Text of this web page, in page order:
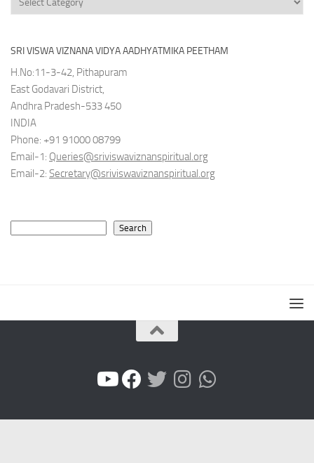
SRI VISWA VIZNANA VIDYA AADHYATMIKA PEETHAM
H.No:11-3-42, Pithapuram
East Godavari District,
Andhra Pradesh-533 450
INDIA
Phone: +91 91000 08799
Email-1: Queries@sriviswaviznanspiritual.org
Email-2: Secretary@sriviswaviznanspiritual.org
Search